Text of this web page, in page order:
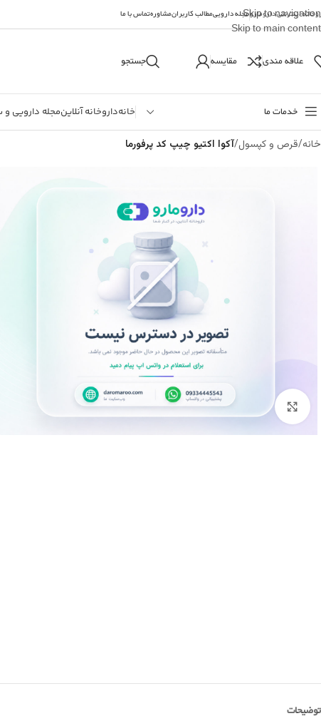
Skip to navigation
Skip to main content
اینترنتی دارومارومجله داروییمطالب کاربرانمشاورهتماس با ما
علاقه مندی مقایسه جستجو
خدمات ما خانهداروخانه آنلاینمجله دارویی و
خانه/قرص و کپسول/آکوا اکتيو چيپ کد پرفورما
بزرگنمایی تصویر
توضیحات